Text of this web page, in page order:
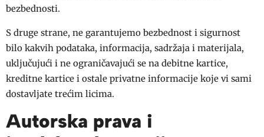
bezbednosti.
S druge strane, ne garantujemo bezbednost i sigurnost
bilo kakvih podataka, informacija, sadržaja i materijala,
uključujući i ne ograničavajući se na debitne kartice,
kreditne kartice i ostale privatne informacije koje vi sami
dostavljate trećim licima.
Autorska prava i